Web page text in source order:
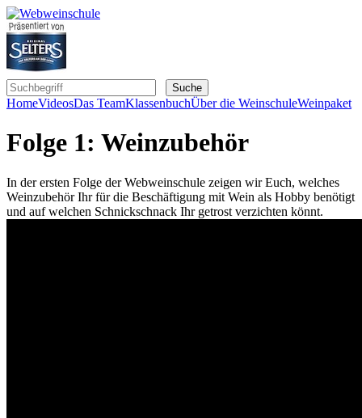
HomeVideosDas TeamKlassenbuchÜber die WeinschuleWeinpaket
Folge 1: Weinzubehör
In der ersten Folge der Webweinschule zeigen wir Euch, welches
Weinzubehör Ihr für die Beschäftigung mit Wein als Hobby benötigt
und auf welchen Schnickschnack Ihr getrost verzichten könnt.